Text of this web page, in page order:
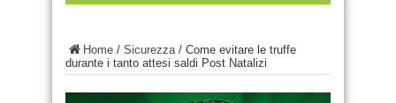
Home / Sicurezza/ Come evitare le truffe
durante i tanto attesi saldi Post Natalizi